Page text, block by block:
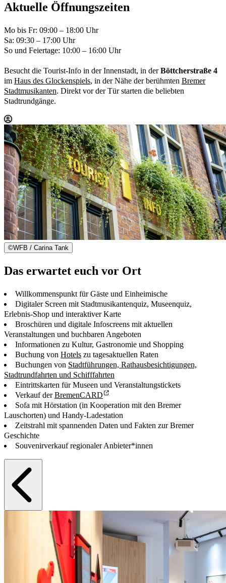
Aktuelle Öffnungszeiten
Mo bis Fr: 09:00 – 18:00 Uhr
Sa: 09:30 – 17:00 Uhr
So und Feiertage: 10:00 – 16:00 Uhr
Besucht die Tourist-Info in der Innenstadt, in derBöttcherstraße 4
im Haus des Glockenspiels, in der Nähe der berühmten Bremer
Stadtmusikanten. Direkt vor der Tür starten die beliebten
Stadtrundgänge.
©WFB / Carina Tank
Das erwartet euch vor Ort
Willkommenspunkt für Gäste und Einheimische
Digitaler Screen mit Stadtmusikantenquiz, Museenquiz,
Erlebnis-Shop und interaktiver Karte
Broschüren und digitale Infoscreens mit aktuellen
Veranstaltungen und buchbaren Angeboten
Informationen zu Kultur, Gastronomie und Shopping
Buchung von Hotels zu tagesaktuellen Raten
Buchungen von Stadtführungen, Rathausbesichtigungen,
Stadtrundfahrten und Schifffahrten
Eintrittskarten für Museen und Veranstaltungstickets
Verkauf derBremenCARD
Sofa mit Hörstation (in Kooperation mit den Bremer
Lauschorten) und Handy-Ladestation
Zeitstrahl mit spannenden Daten und Fakten zur Bremer
Geschichte
Souvenirverkauf regionaler Anbieter*innen